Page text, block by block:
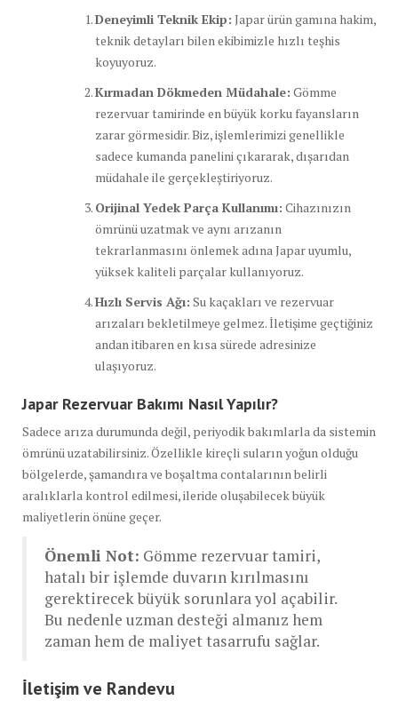
Deneyimli Teknik Ekip: Japar ürün gamına hakim,
teknik detayları bilen ekibimizle hızlı teşhis
koyuyoruz.
Kırmadan Dökmeden Müdahale: Gömme
rezervuar tamirinde en büyük korku fayansların
zarar görmesidir. Biz, işlemlerimizi genellikle
sadece kumanda panelini çıkararak, dışarıdan
müdahale ile gerçekleştiriyoruz.
Orijinal Yedek Parça Kullanımı: Cihazınızın
ömrünü uzatmak ve aynı arızanın
tekrarlanmasını önlemek adına Japar uyumlu,
yüksek kaliteli parçalar kullanıyoruz.
Hızlı Servis Ağı: Su kaçakları ve rezervuar
arızaları bekletilmeye gelmez. İletişime geçtiğiniz
andan itibaren en kısa sürede adresinize
ulaşıyoruz.
Japar Rezervuar Bakımı Nasıl Yapılır?
Sadece arıza durumunda değil, periyodik bakımlarla da sistemin
ömrünü uzatabilirsiniz. Özellikle kireçli suların yoğun olduğu
bölgelerde, şamandıra ve boşaltma contalarının belirli
aralıklarla kontrol edilmesi, ileride oluşabilecek büyük
maliyetlerin önüne geçer.
Önemli Not: Gömme rezervuar tamiri,
hatalı bir işlemde duvarın kırılmasını
gerektirecek büyük sorunlara yol açabilir.
Bu nedenle uzman desteği almanız hem
zaman hem de maliyet tasarrufu sağlar.
İletişim ve Randevu